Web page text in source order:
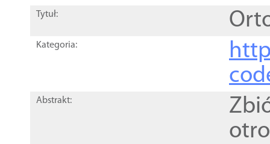
Tytuł:
Kategoria:
Abstrakt: